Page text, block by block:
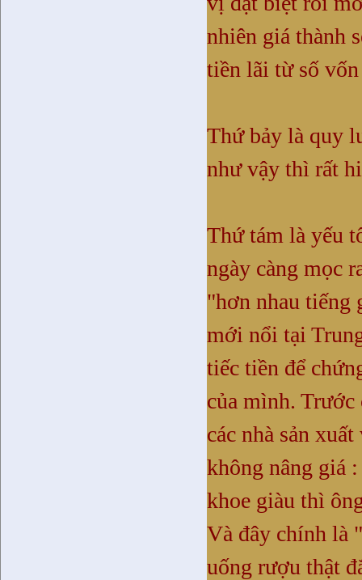
nhiên giá thành
tiền lãi từ số
Thứ bảy là quy
như vậy thì rất
Thứ tám là yếu
ngày càng mọc
"hơn nhau tiếng
mới nổi tại
tiếc tiền để
của mình. Trước
các nhà sản
không nâng giá
khoe giàu thì
Và đây chính là
uống rượu thật